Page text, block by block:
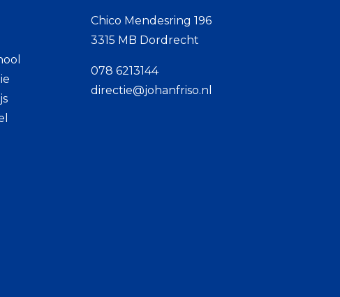
Chico Mendesring 196
3315 MB Dordrecht
078 6213144
directie@johanfriso.nl